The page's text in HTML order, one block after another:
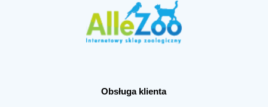
Obsługa klienta